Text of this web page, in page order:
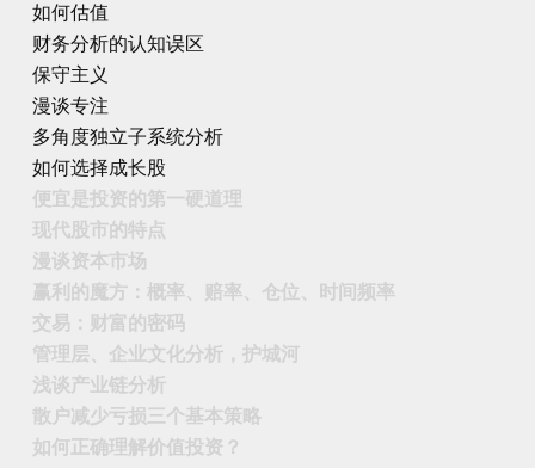
如何估值
财务分析的认知误区
保守主义
漫谈专注
多角度独立子系统分析
如何选择成长股
便宜是投资的第一硬道理
现代股市的特点
漫谈资本市场
赢利的魔方：概率、赔率、仓位、时间频率
交易：财富的密码
管理层、企业文化分析，护城河
浅谈产业链分析
散户减少亏损三个基本策略
如何正确理解价值投资？